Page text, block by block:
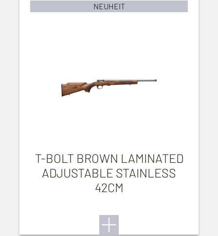
NEUHEIT
T-BOLT BROWN LAMINATED
ADJUSTABLE STAINLESS
42CM